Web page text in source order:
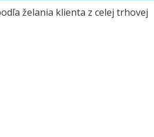
želania klienta z celej trhovej